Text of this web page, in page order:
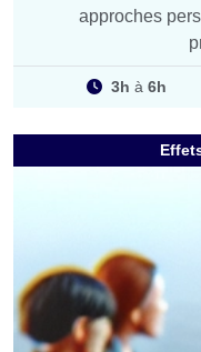
approches
3h à 6h